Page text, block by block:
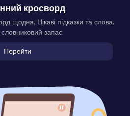
кросворд
щодня. Цікаві підказки та слова,
запас.
Перейти